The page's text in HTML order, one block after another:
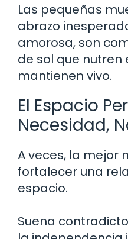
Las pequeñas
abrazo
amorosa, son
de sol que nutren
mantienen vivo.
El Espacio
Necesidad,
A veces, la mejor
fortalecer una
espacio.
Suena